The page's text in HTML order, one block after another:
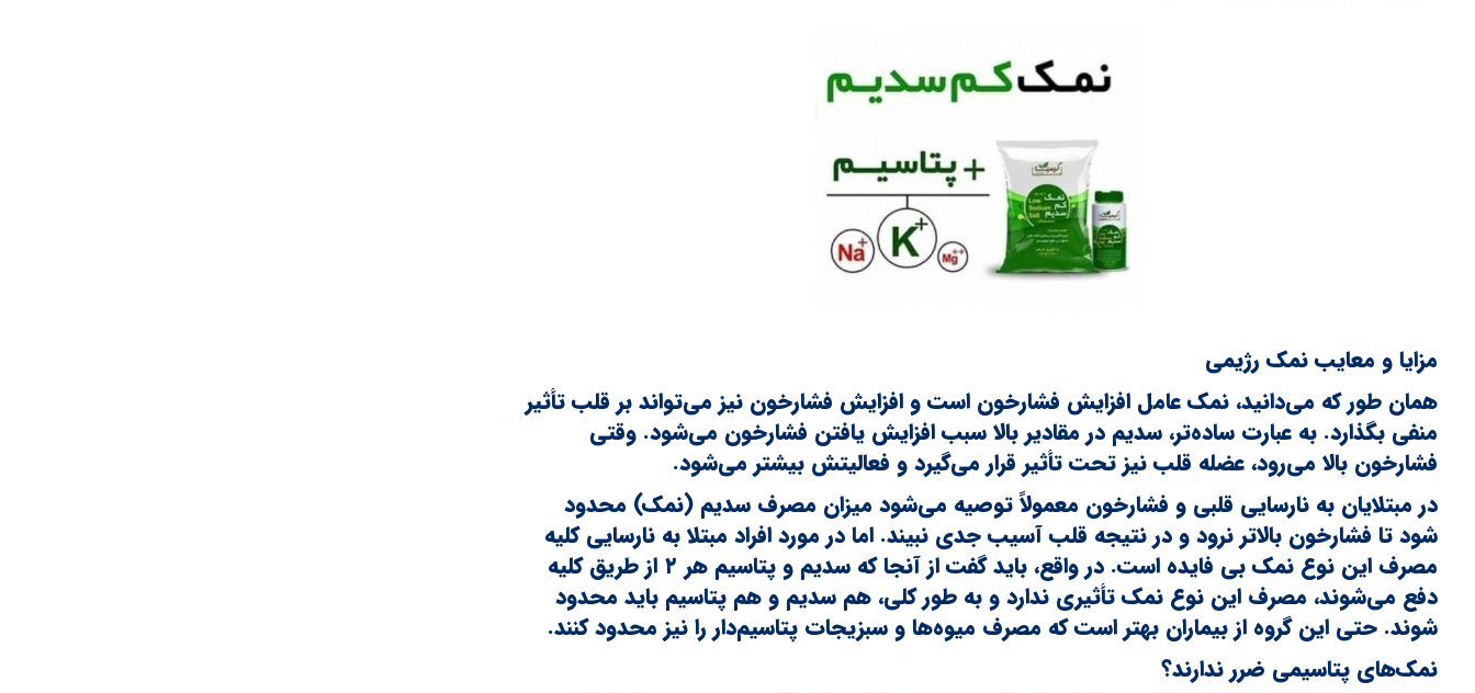
مزایا و معایب نمک رژیمی
همان طور که می‌دانید، نمک عامل افزایش فشارخون است و افزایش فشارخون نیز می‌تواند بر قلب تأثیر
منفی بگذارد. به عبارت ساده‌تر، سدیم در مقادیر بالا سبب افزایش یافتن فشارخون می‌شود. وقتی
فشارخون بالا می‌رود، عضله قلب نیز تحت تأثیر قرار می‌گیرد و فعالیتش بیشتر می‌شود.
در مبتلایان به نارسایی قلبی و فشارخون معمولاً توصیه می‌شود میزان مصرف سدیم (نمک) محدود
شود تا فشارخون بالاتر نرود و در نتیجه قلب آسیب جدی نبیند. اما در مورد افراد مبتلا به نارسایی کلیه
مصرف این نوع نمک بی فایده است. در واقع، باید گفت از آنجا که سدیم و پتاسیم هر ۲ از طریق کلیه
دفع می‌شوند، مصرف این نوع نمک تأثیری ندارد و به طور کلی، هم سدیم و هم پتاسیم باید محدود
شوند. حتی این گروه از بیماران بهتر است که مصرف میوه‌ها و سبزیجات پتاسیم‌دار را نیز محدود کنند.
نمک‌های پتاسیمی ضرر ندارند؟